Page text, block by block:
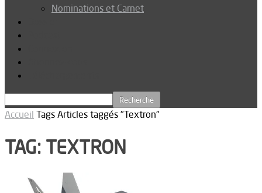
Nominations et Carnet
Accueil Tags Articles taggés "Textron"
TAG: TEXTRON